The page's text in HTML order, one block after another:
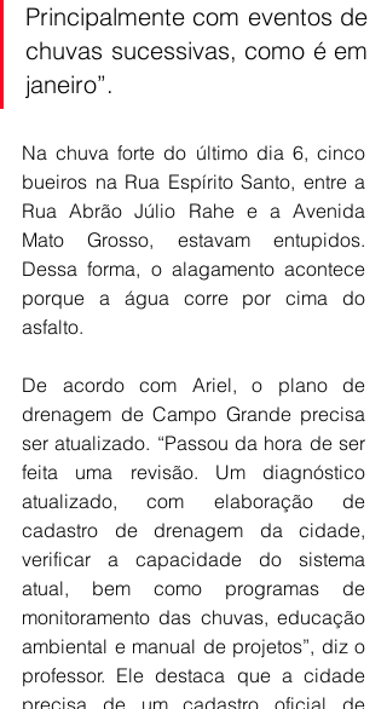
Principalmente com eventos de
chuvas sucessivas, como é em
janeiro”.
Na chuva forte do último dia 6, cinco
bueiros na Rua Espírito Santo, entre a
Rua Abrão Júlio Rahe e a Avenida
Mato Grosso, estavam entupidos.
Dessa forma, o alagamento acontece
porque a água corre por cima do
asfalto.
De acordo com Ariel, o plano de
drenagem de Campo Grande precisa
ser atualizado. “Passou da hora de ser
feita uma revisão. Um diagnóstico
atualizado, com elaboração de
cadastro de drenagem da cidade,
verificar a capacidade do sistema
atual, bem como programas de
monitoramento das chuvas, educação
ambiental e manual de projetos”, diz o
professor. Ele destaca que a cidade